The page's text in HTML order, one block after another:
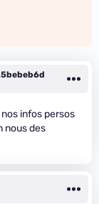
infos persos
nous des